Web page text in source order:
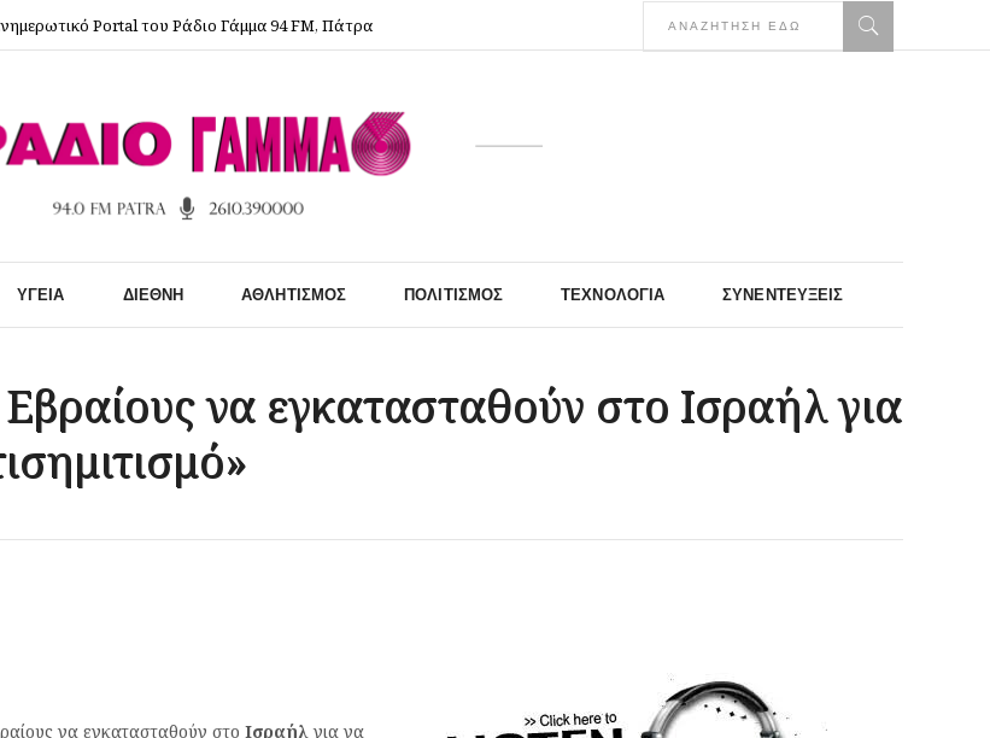
Portal του Ράδιο Γάμμα 94 FM, Πάτρα
ΥΓΕΊΑ ΔΙΕΘΝΉ ΑΘΛΗΤΙΣΜΌΣ ΠΟΛΙΤΙΣΜΌΣ ΤΕΧΝΟΛΟΓΊΑ ΣΥΝΕΝΤΕΎΞΕΙΣ
να εγκατασταθούν στο Ισραήλ για
να εγκατασταθούν στο Ισραήλγια να